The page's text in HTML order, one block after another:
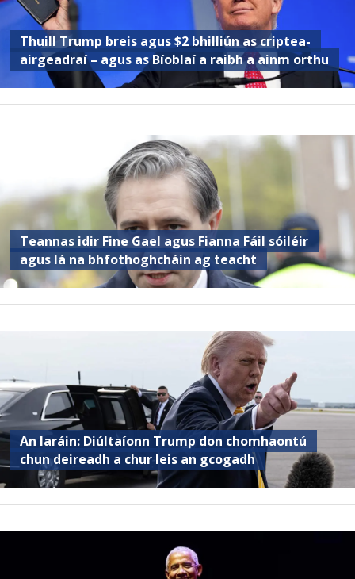
Thuill Trump breis agus $2 bhilliún as criptea-
airgeadraí – agus as Bíoblaí a raibh a ainm orthu
Teannas idir Fine Gael agus Fianna Fáil sóiléir
agus lá na bhfothoghcháin ag teacht
An Iaráin: Diúltaíonn Trump don chomhaontú
chun deireadh a chur leis an gcogadh